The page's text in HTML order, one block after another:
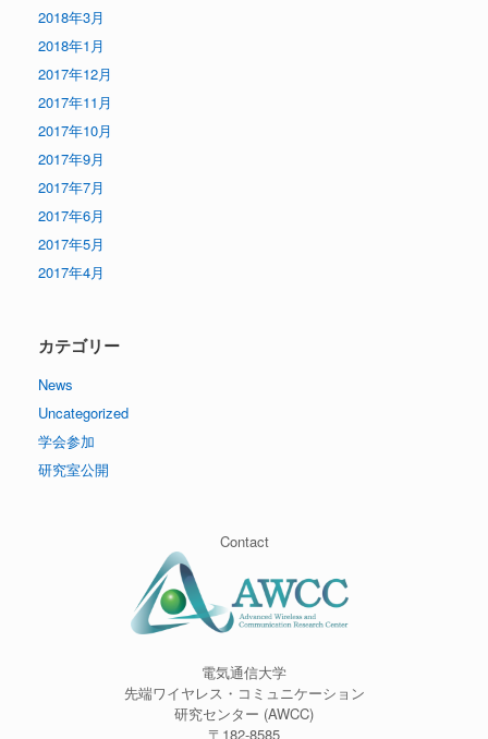
2018年3月
2018年1月
2017年12月
2017年11月
2017年10月
2017年9月
2017年7月
2017年6月
2017年5月
2017年4月
カテゴリー
News
Uncategorized
学会参加
研究室公開
Contact
電気通信大学
先端ワイヤレス・コミュニケーション
研究センター (AWCC)
〒182-8585